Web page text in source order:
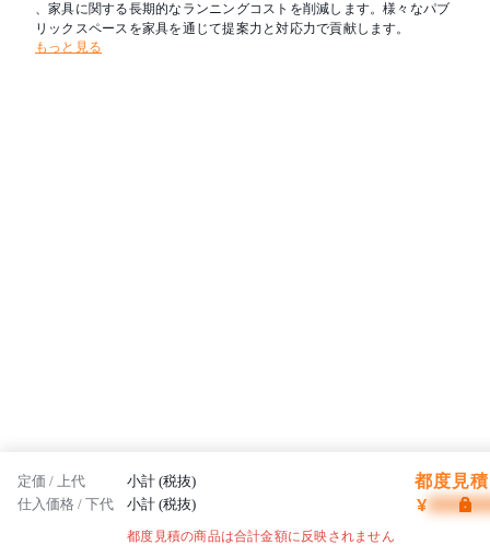
、家具に関する長期的なランニングコストを削減します。様々なパブ
リックスペースを家具を通じて提案力と対応力で貢献します。
もっと見る
定価 / 上代 小計 (税抜) 都度見
仕入価格 / 下代 小計 (税抜) ¥
都度見積の商品は合計金額に反映されません